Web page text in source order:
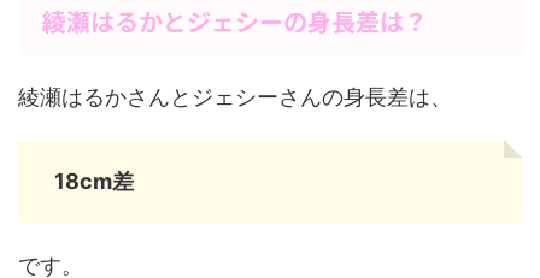
綾瀬はるかとジェシーの身長差は？
綾瀬はるかさんとジェシーさんの身長差は、
18cm差
です。